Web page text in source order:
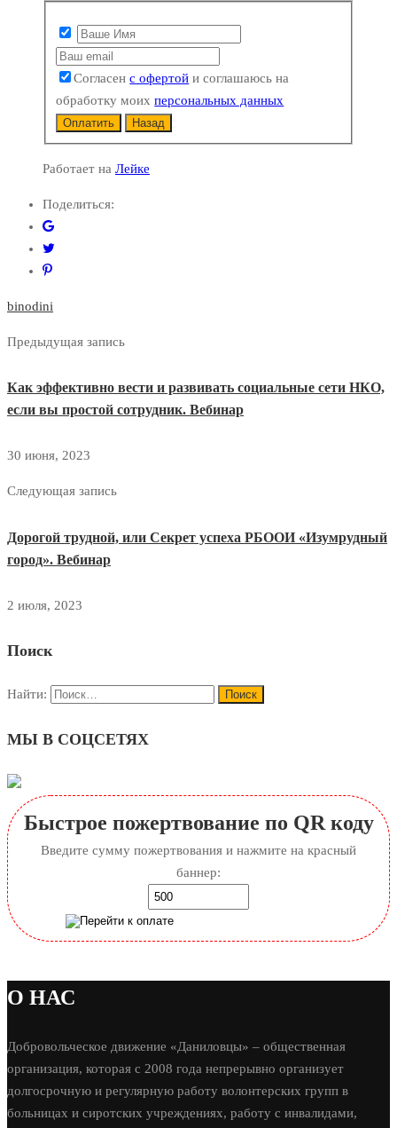
Согласенс офертой и соглашаюсь на
обработку моихперсональных данных
Оплатить Назад
Работает на Лейке
Поделиться:
binodini
Предыдущая запись
Как эффективно вести и развивать социальные сети НКО,
если вы простой сотрудник. Вебинар
30 июня, 2023
Следующая запись
Дорогой трудной, или Секрет успеха РБООИ «Изумрудный
город». Вебинар
2 июля, 2023
Поиск
Найти:
МЫ В СОЦСЕТЯХ
Быстрое пожертвование по QR коду
Введите сумму пожертвования и нажмите на красный
баннер:
О НАС
Добровольческое движение «Даниловцы» – общественная
организация, которая с 2008 года непрерывно организует
долгосрочную и регулярную работу волонтерских групп в
больницах и сиротских учреждениях, работу с инвалидами,